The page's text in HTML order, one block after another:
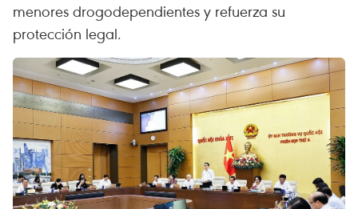
menores drogodependientes y refuerza su
protección legal.